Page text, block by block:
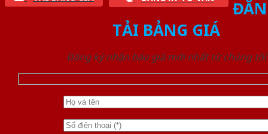
TẢI BẢNG GIÁ
Đăng ký nhận báo giá mới nhất từ chúng tôi